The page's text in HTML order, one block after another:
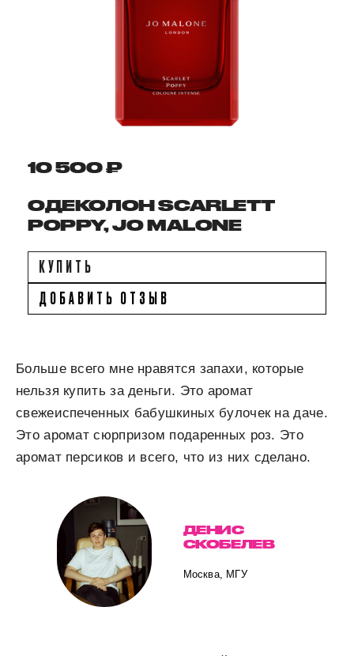
10 500 ₽
ОДЕКОЛОН SCARLETT
POPPY, JO MALONE
КУПИТЬ
ДОБАВИТЬ ОТЗЫВ
Больше всего мне нравятся запахи, которые
нельзя купить за деньги. Это аромат
свежеиспеченных бабушкиных булочек на даче.
Это аромат сюрпризом подаренных роз. Это
аромат персиков и всего, что из них сделано.
ДЕНИС
СКОБЕЛЕВ
Москва, МГУ